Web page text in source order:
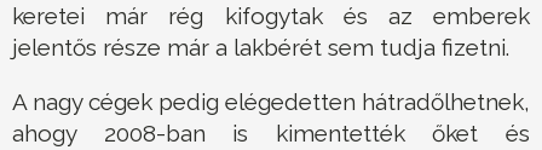
keretei már rég kifogytak és az emberek
jelentős része már a lakbérét sem tudja fizetni.
A nagy cégek pedig elégedetten hátradőlhetnek,
ahogy 2008-ban is kimentették őket és